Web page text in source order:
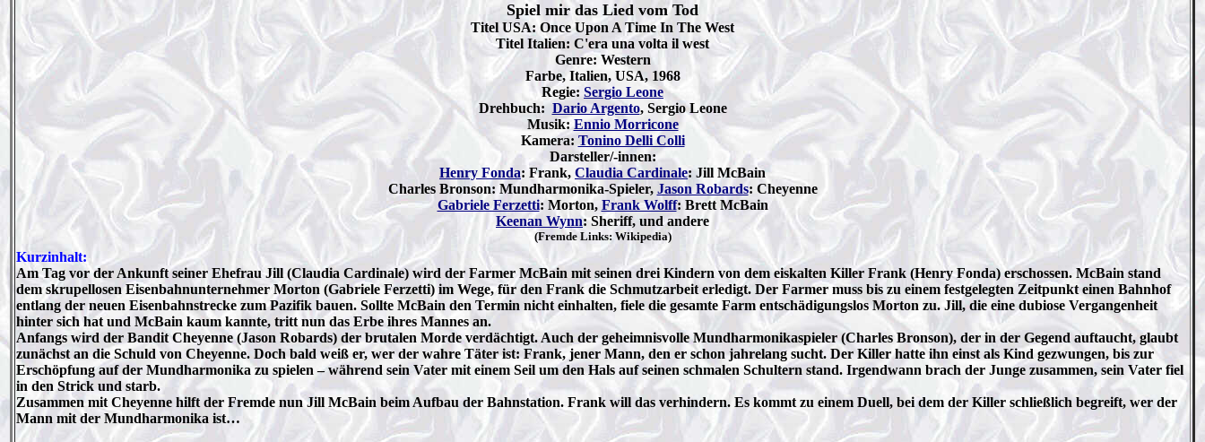
Spiel mir das Lied vom Tod
Titel USA: Once Upon A Time In The West
Titel Italien: C'era una volta il west
Genre: Western
Farbe, Italien, USA, 1968
Regie: Sergio Leone
Drehbuch: Dario Argento, Sergio Leone
Musik: Ennio Morricone
Kamera: Tonino Delli Colli
Darsteller/-innen:
Henry Fonda: Frank, Claudia Cardinale: Jill McBain
Charles Bronson: Mundharmonika-Spieler, Jason Robards: Cheyenne
Gabriele Ferzetti: Morton, Frank Wolff: Brett McBain
Keenan Wynn: Sheriff, und andere
(Fremde Links: Wikipedia)
Kurzinhalt:
Am Tag vor der Ankunft seiner Ehefrau Jill (Claudia Cardinale) wird der Farmer McBain mit seinen drei Kindern von dem eiskalten Killer Frank (Henry Fonda) erschossen. McBain stand
dem skrupellosen Eisenbahnunternehmer Morton (Gabriele Ferzetti) im Wege, für den Frank die Schmutzarbeit erledigt. Der Farmer muss bis zu einem festgelegten Zeitpunkt einen Bahnhof
entlang der neuen Eisenbahnstrecke zum Pazifik bauen. Sollte McBain den Termin nicht einhalten, fiele die gesamte Farm entschädigungslos Morton zu. Jill, die eine dubiose Vergangenheit
hinter sich hat und McBain kaum kannte, tritt nun das Erbe ihres Mannes an.
Anfangs wird der Bandit Cheyenne (Jason Robards) der brutalen Morde verdächtigt. Auch der geheimnisvolle Mundharmonikaspieler (Charles Bronson), der in der Gegend auftaucht, glaubt
zunächst an die Schuld von Cheyenne. Doch bald weiß er, wer der wahre Täter ist: Frank, jener Mann, den er schon jahrelang sucht. Der Killer hatte ihn einst als Kind gezwungen, bis zur
Erschöpfung auf der Mundharmonika zu spielen – während sein Vater mit einem Seil um den Hals auf seinen schmalen Schultern stand. Irgendwann brach der Junge zusammen, sein Vater fiel
in den Strick und starb.
Zusammen mit Cheyenne hilft der Fremde nun Jill McBain beim Aufbau der Bahnstation. Frank will das verhindern. Es kommt zu einem Duell, bei dem der Killer schließlich begreift, wer der
Mann mit der Mundharmonika ist…